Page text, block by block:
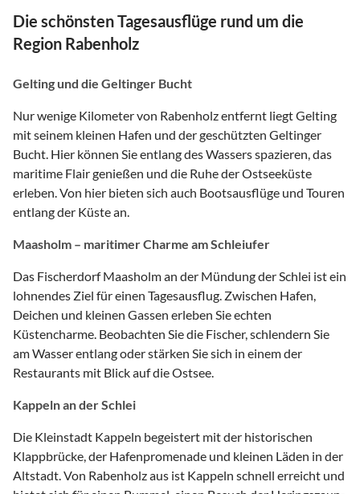
Die schönsten Tagesausflüge rund um die
Region Rabenholz
Gelting und die Geltinger Bucht
Nur wenige Kilometer von Rabenholz entfernt liegt Gelting
mit seinem kleinen Hafen und der geschützten Geltinger
Bucht. Hier können Sie entlang des Wassers spazieren, das
maritime Flair genießen und die Ruhe der Ostseeküste
erleben. Von hier bieten sich auch Bootsausflüge und Touren
entlang der Küste an.
Maasholm – maritimer Charme am Schleiufer
Das Fischerdorf Maasholm an der Mündung der Schlei ist ein
lohnendes Ziel für einen Tagesausflug. Zwischen Hafen,
Deichen und kleinen Gassen erleben Sie echten
Küstencharme. Beobachten Sie die Fischer, schlendern Sie
am Wasser entlang oder stärken Sie sich in einem der
Restaurants mit Blick auf die Ostsee.
Kappeln an der Schlei
Die Kleinstadt Kappeln begeistert mit der historischen
Klappbrücke, der Hafenpromenade und kleinen Läden in der
Altstadt. Von Rabenholz aus ist Kappeln schnell erreicht und